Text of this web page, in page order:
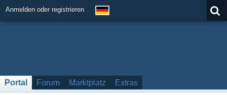
Anmelden oder registrieren
Portal Forum Marktplatz Extras